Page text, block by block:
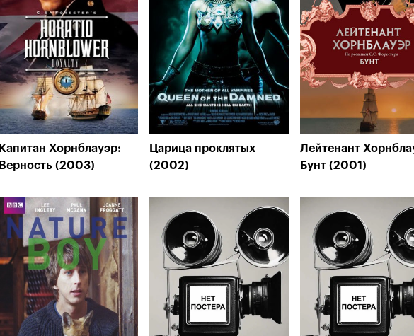
Капитан Хорнблауэр:
Верность (2003)
Царица проклятых
(2002)
Лейтенант
Бунт (2001)